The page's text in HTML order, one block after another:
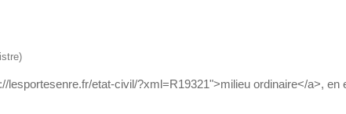
etat-civil/?xml=R19321">milieu ordinaire</a>, en